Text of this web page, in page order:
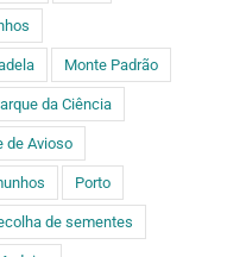
Monte Padrão
da Ciência
de Avioso
Porto
de sementes